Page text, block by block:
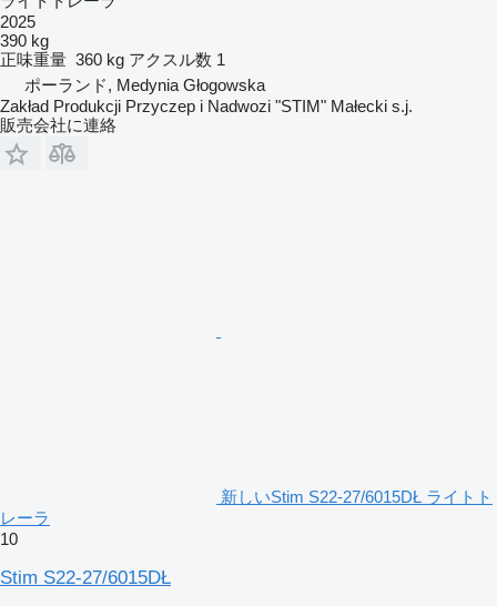
2025
390 kg
正味重量 360 kg アクスル数 1
ポーランド, Medynia Głogowska
Zakład Produkcji Przyczep i Nadwozi "STIM" Małecki s.j.
販売会社に連絡
新しいStim S22-27/6015DŁ ライトト
レーラ
10
Stim S22-27/6015DŁ